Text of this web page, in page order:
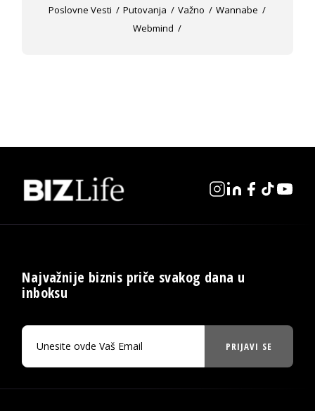
Poslovne Vesti
Putovanja Važno
Wannabe
Webmind
Najvažnije biznis priče svakog dana u
inboksu
PRIJAVI SE